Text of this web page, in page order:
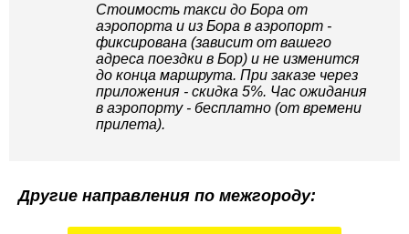
Стоимость такси до Бора от
аэропорта и из Бора в аэропорт -
фиксирована (зависит от вашего
адреса поездки в Бор) и не изменится
до конца маршрута. При заказе через
приложения - скидка 5%. Час ожидания
в аэропорту - бесплатно (от времени
прилета).
Другие направления по межгороду: